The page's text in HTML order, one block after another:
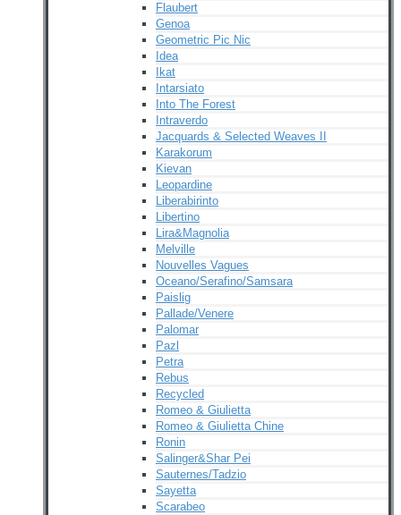
Flaubert
Genoa
Geometric Pic Nic
Idea
Ikat
Intarsiato
Into The Forest
Intraverdo
Jacquards & Selected Weaves II
Karakorum
Kievan
Leopardine
Liberabirinto
Libertino
Lira&Magnolia
Melville
Nouvelles Vagues
Oceano/Serafino/Samsara
Paislig
Pallade/Venere
Palomar
Pazl
Petra
Rebus
Recycled
Romeo & Giulietta
Romeo & Giulietta Chine
Ronin
Salinger&Shar Pei
Sauternes/Tadzio
Sayetta
Scarabeo